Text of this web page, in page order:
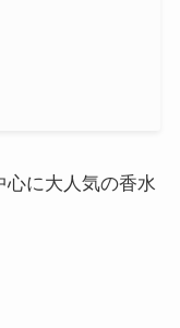
心に大人気の香水